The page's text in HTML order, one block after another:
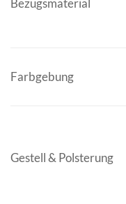
Farbgebung
Gestell & Polsterung